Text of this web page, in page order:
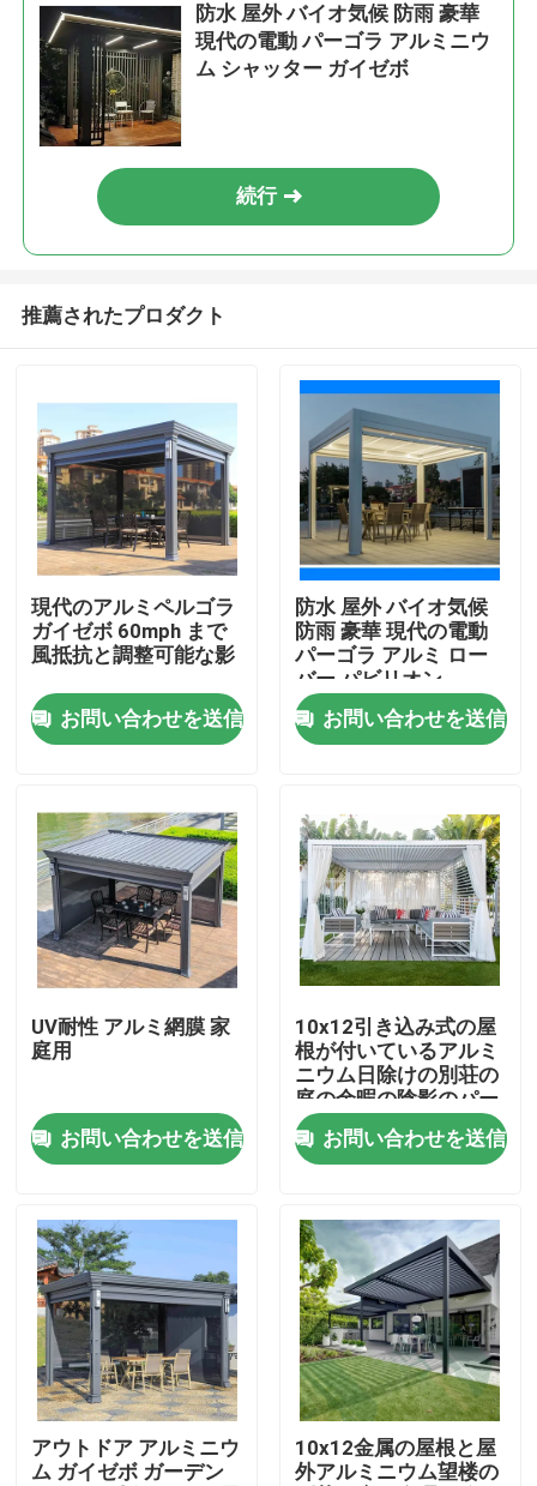
プロダクト
私達について
工場旅行
私達に連絡しなさい
ニュース
引用を要求しなさい
アルミニウム テラスのパーゴラ
アルミニウム ルーバー付きのパーゴラ
防水 屋外 バイオ気候 防雨 豪華
現代の電動 パーゴラ アルミニウ
ム シャッター ガイゼボ
続行
推薦されたプロダクト
現代のアルミペルゴラ
ガイゼボ 60mph まで
風抵抗と調整可能な影
お問い合わせを送信
防水 屋外 バイオ気候
防雨 豪華 現代の電動
パーゴラ アルミ ロー
バー パビリオン
お問い合わせを送信
UV耐性 アルミ網膜 家
庭用
お問い合わせを送信
10x12引き込み式の屋
根が付いているアルミ
ニウム日除けの別荘の
庭の余暇の陰影のパー
ゴラ
お問い合わせを送信
アウトドア アルミニウ
ム ガイゼボ ガーデン
10x12金属の屋根と屋
外アルミニウム望楼の